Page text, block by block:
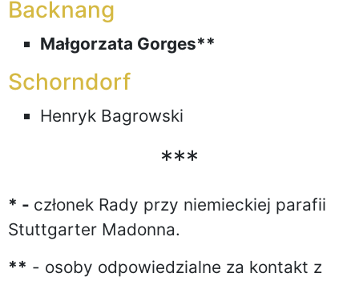
Backnang
Małgorzata Gorges**
Schorndorf
Henryk Bagrowski
***
* - członek Rady przy niemieckiej parafii
Stuttgarter Madonna.
** - osoby odpowiedzialne za kontakt z